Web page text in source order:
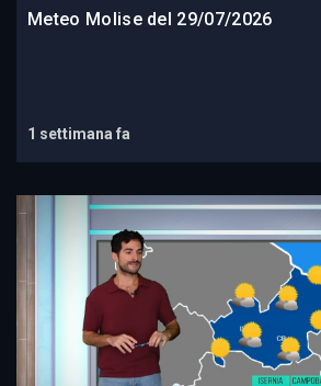
Meteo Molise del 29/07/2026
1 settimana fa